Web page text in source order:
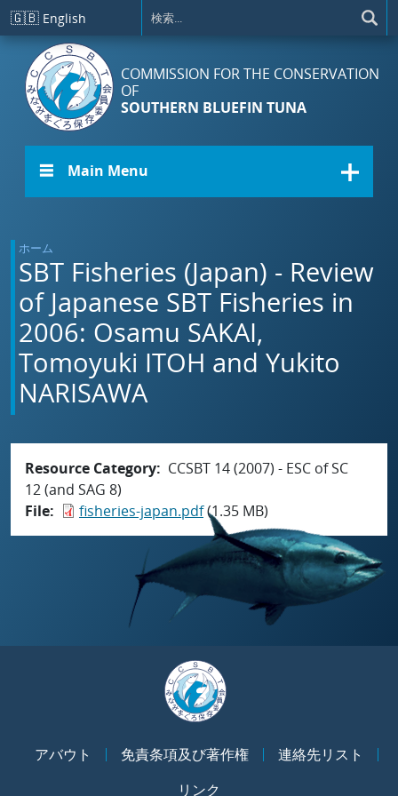
メインコンテンツに移動
🇬🇧 English
COMMISSION FOR THE CONSERVATION
OF
SOUTHERN BLUEFIN TUNA
☰ Main Menu
ホーム
SBT Fisheries (Japan) - Review
of Japanese SBT Fisheries in
2006: Osamu SAKAI,
Tomoyuki ITOH and Yukito
NARISAWA
Resource Category
CCSBT 14 (2007) - ESC of SC
12 (and SAG 8)
File
fisheries-japan.pdf(1.35 MB)
アバウト 免責条項及び著作権
連絡先リスト
リンク